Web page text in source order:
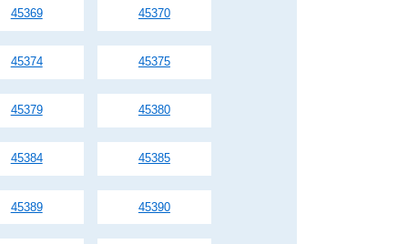
45369 45370
45374 45375
45379 45380
45384 45385
45389 45390